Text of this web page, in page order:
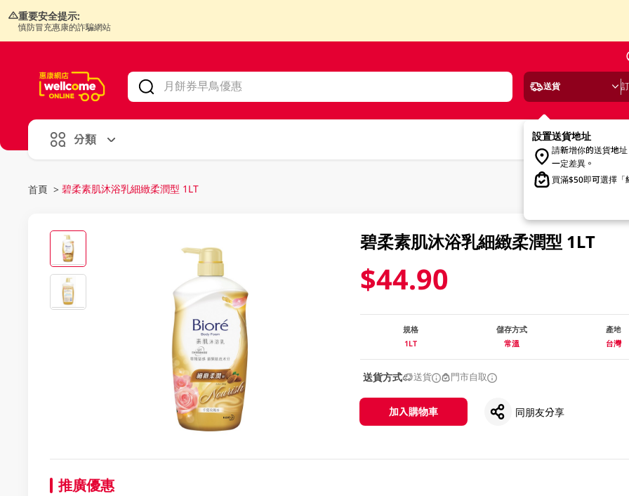
重要安全提示:
慎防冒充惠康的詐騙網站
送貨
設置送貨地址
請新增你的送貨地
一定差異。
買滿$50即可選擇「
分類
首頁 > 碧柔素肌沐浴乳細緻柔潤型 1LT
碧柔素肌沐浴乳細緻柔潤型 1LT
$44.90
規格
1LT
儲存方式
常溫
產地
台灣
送貨方式 送貨 門市自取
加入購物車 同朋友分享
推廣優惠